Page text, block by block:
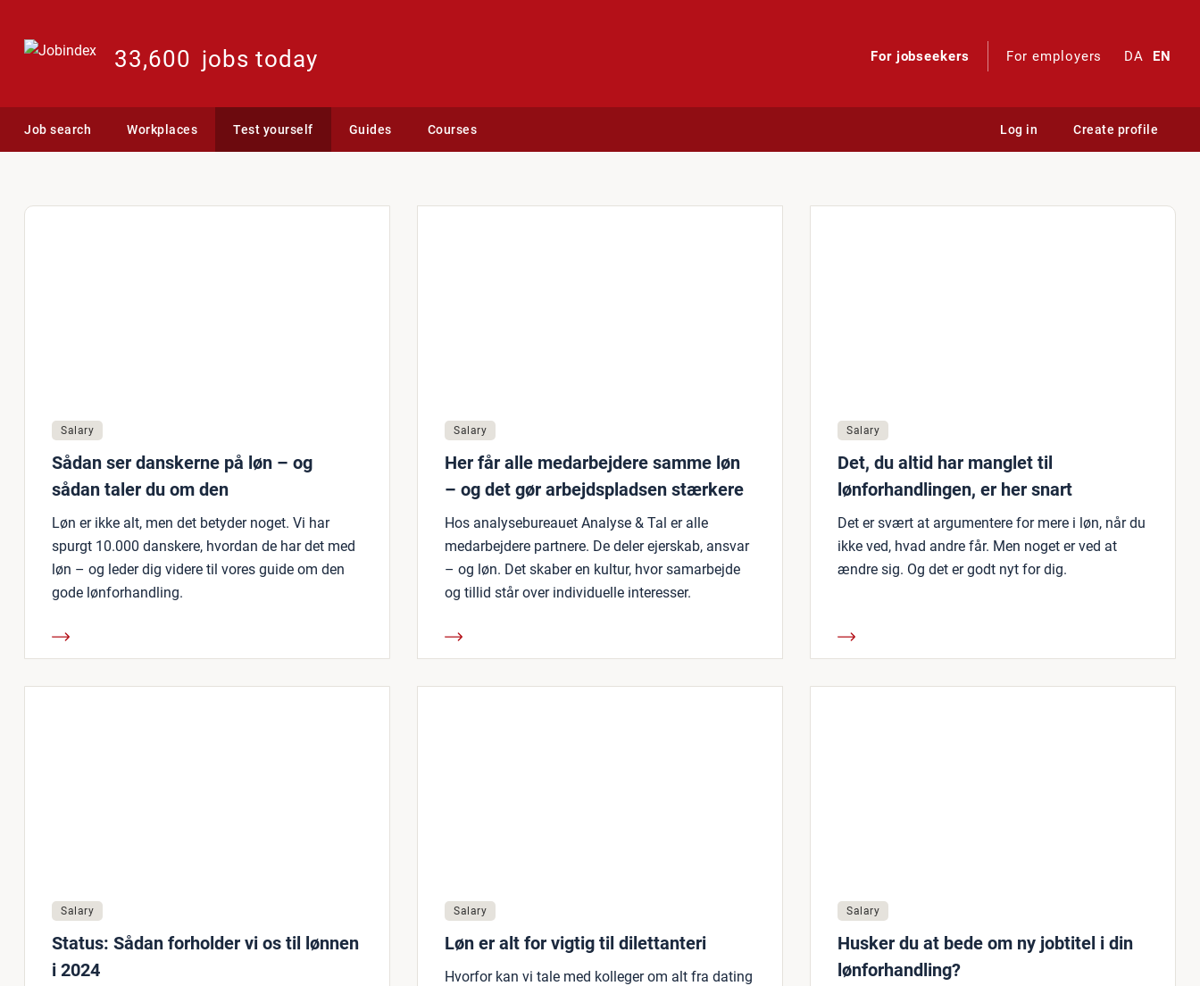
33,600 jobs today For jobseekers For employers DA EN
Job search Workplaces Test yourself Guides Courses Log in Create profile
Salary
Sådan ser danskerne på løn – og
sådan taler du om den
Løn er ikke alt, men det betyder noget. Vi har
spurgt 10.000 danskere, hvordan de har det med
løn – og leder dig videre til vores guide om den
gode lønforhandling.
Salary
Her får alle medarbejdere samme løn
– og det gør arbejdspladsen stærkere
Hos analysebureauet Analyse & Tal er alle
medarbejdere partnere. De deler ejerskab, ansvar
– og løn. Det skaber en kultur, hvor samarbejde
og tillid står over individuelle interesser.
Salary
Det, du altid har manglet til
lønforhandlingen, er her snart
Det er svært at argumentere for mere i løn, når du
ikke ved, hvad andre får. Men noget er ved at
ændre sig. Og det er godt nyt for dig.
Salary
Status: Sådan forholder vi os til lønnen
i 2024
Salary
Løn er alt for vigtig til dilettanteri
Hvorfor kan vi tale med kolleger om alt fra dating
Salary
Husker du at bede om ny jobtitel i din
lønforhandling?